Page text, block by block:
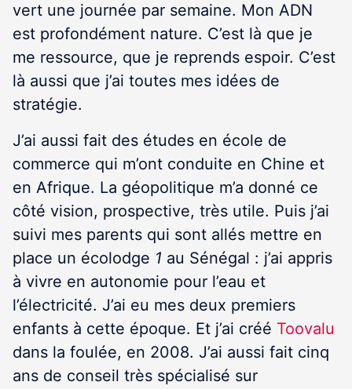
vert une journée par semaine. Mon ADN
est profondément nature. C’est là que je
me ressource, que je reprends espoir. C’est
là aussi que j’ai toutes mes idées de
stratégie.
J’ai aussi fait des études en école de
commerce qui m’ont conduite en Chine et
en Afrique. La géopolitique m’a donné ce
côté vision, prospective, très utile. Puis j’ai
suivi mes parents qui sont allés mettre en
place un écolodge 1 au Sénégal : j’ai appris
à vivre en autonomie pour l’eau et
l’électricité. J’ai eu mes deux premiers
enfants à cette époque. Et j’ai créé Toovalu
dans la foulée, en 2008. J’ai aussi fait cinq
ans de conseil très spécialisé sur